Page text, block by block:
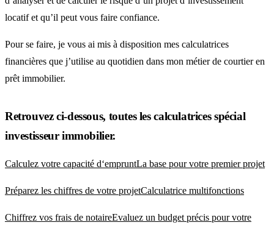
locatif et qu’il peut vous faire confiance.
Pour se faire, je vous ai mis à disposition mes calculatrices
financières que j’utilise au quotidien dans mon métier de courtier en
prêt immobilier.
Retrouvez ci-dessous, toutes les calculatrices spécial
investisseur immobilier.
Calculez votre capacité d‘empruntLa base pour votre premier projet
Préparez les chiffres de votre projetCalculatrice multifonctions
Chiffrez vos frais de notaireEvaluez un budget précis pour votre